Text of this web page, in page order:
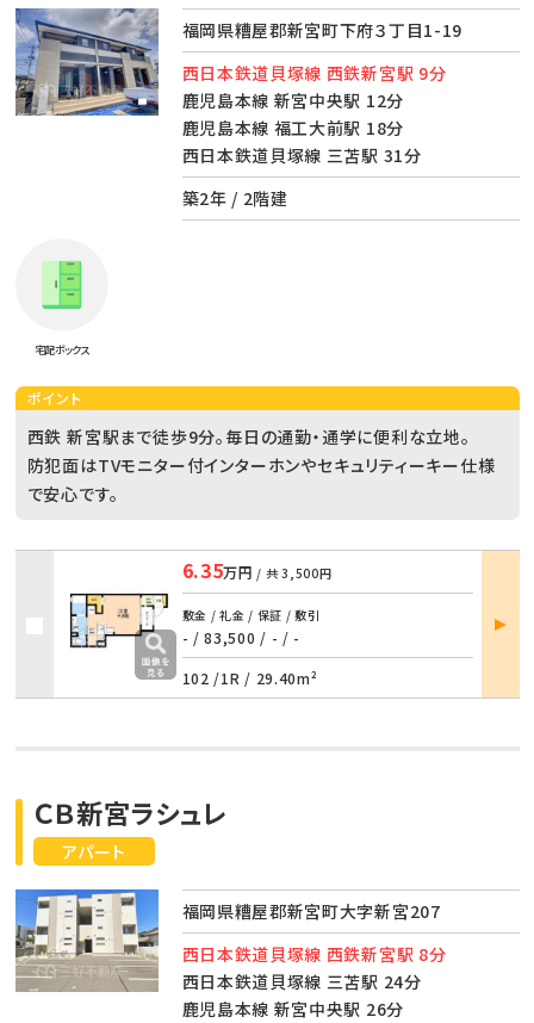
福岡県糟屋郡新宮町下府３丁目1-19
西日本鉄道貝塚線 西鉄新宮駅 9分
鹿児島本線 新宮中央駅 12分
鹿児島本線 福工大前駅 18分
西日本鉄道貝塚線 三苫駅 31分
築2年 / 2階建
宅配ボックス
ポイント
西鉄 新宮駅まで徒歩9分。毎日の通勤・通学に便利な立地。
防犯面はTVモニター付インターホンやセキュリティーキー仕様
で安心です。
6.35万円 / 共3,500円
敷金 / 礼金 / 保証 / 敷引
- / 83,500 / - / -
102 /1R / 29.40m²
部屋
詳細
アパート
ＣＢ新宮ラシュレ
福岡県糟屋郡新宮町大字新宮207
西日本鉄道貝塚線 西鉄新宮駅 8分
西日本鉄道貝塚線 三苫駅 24分
鹿児島本線 新宮中央駅 26分